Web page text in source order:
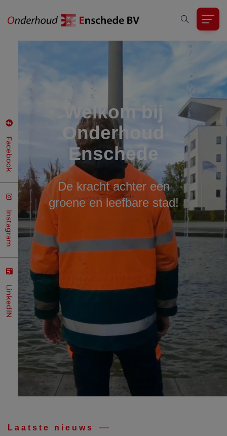
Facebook
Instagram
LinkedIN
Welkom bij
Onderhoud
Enschede
De kracht achter een
groene en leefbare stad!
Laatste nieuws